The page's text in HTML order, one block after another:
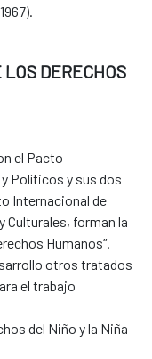
DERECHOS
el Pacto
Políticos y sus dos
Internacional de
Culturales, forman la
Humanos”.
otros tratados
el trabajo
del Niño y la Niña